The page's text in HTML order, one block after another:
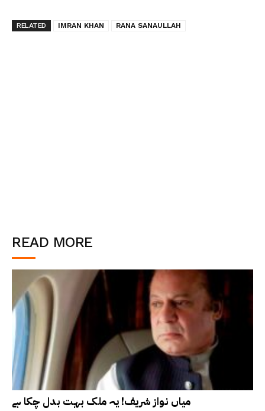
RELATED IMRAN KHAN RANA SANAULLAH
READ MORE
میاں نواز شریف! یہ ملک بہت بدل چکا ہے